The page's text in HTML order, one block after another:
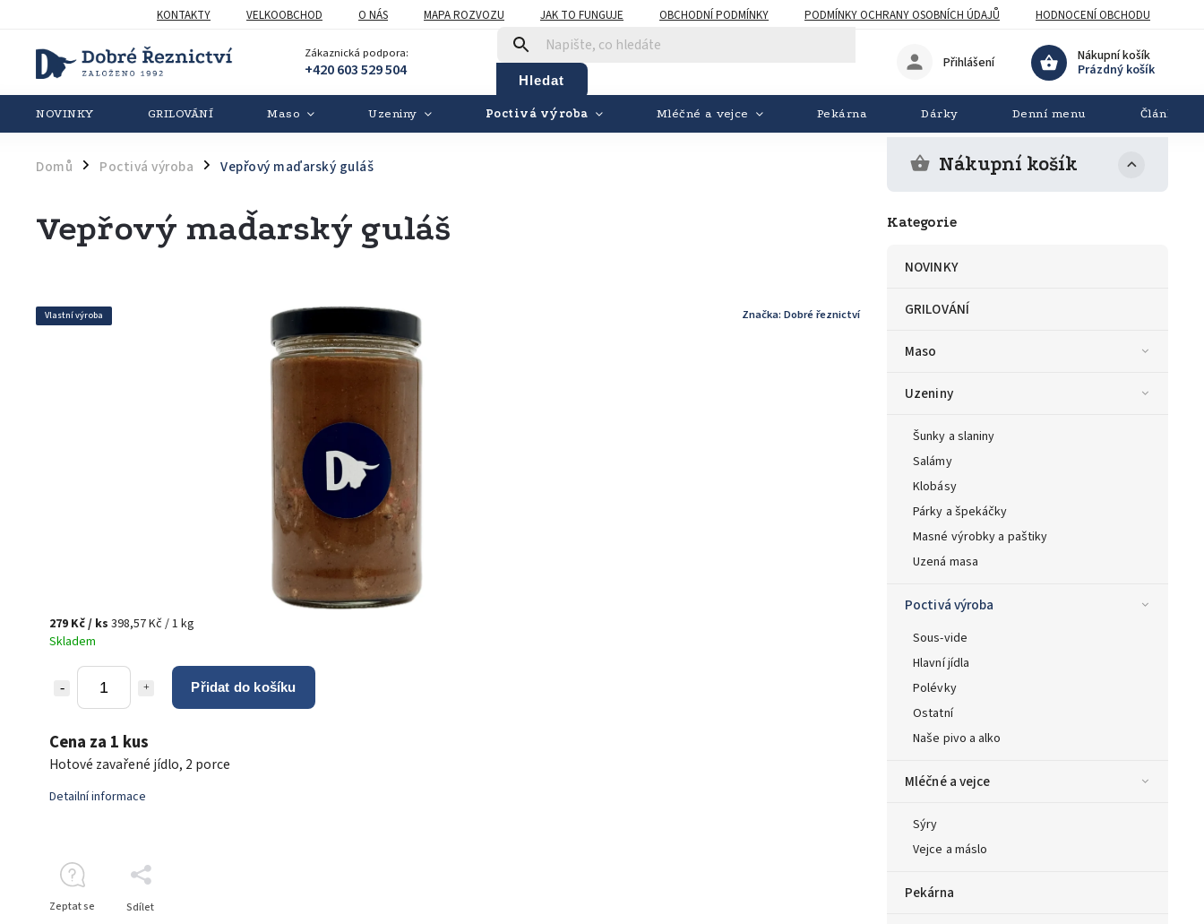
KONTAKTY VELKOOBCHOD O NÁS MAPA ROZVOZU JAK TO FUNGUJE OBCHODNÍ PODMÍNKY PODMÍNKY OCHRANY OSOBNÍCH ÚDAJŮ HODNOCENÍ OBCHODU
Zákaznická podpora:
+420 603 529 504 Hledat
Nákupní košík
Prázdný košík
Přihlášení
NOVINKY GRILOVÁNÍ Maso Uzeniny Poctivá výroba Mléčné a vejce Pekárna Dárky Denní menu Články
Domů / Poctivá výroba / Vepřový maďarský guláš Nákupní košík
Kategorie
NOVINKY
GRILOVÁNÍ
Maso
Uzeniny
Šunky a slaniny
Salámy
Klobásy
Párky a špekáčky
Masné výrobky a paštiky
Uzená masa
Poctivá výroba
Sous-vide
Hlavní jídla
Polévky
Ostatní
Naše pivo a alko
Mléčné a vejce
Sýry
Vejce a máslo
Pekárna
Vepřový maďarský guláš
Vlastní výroba Značka: Dobré řeznictví
279 Kč/ ks 398,57 Kč / 1 kg
Skladem
Přidat do košíku
Cena za 1 kus
Hotové zavařené jídlo, 2 porce
Detailní informace
Zeptat se Sdílet